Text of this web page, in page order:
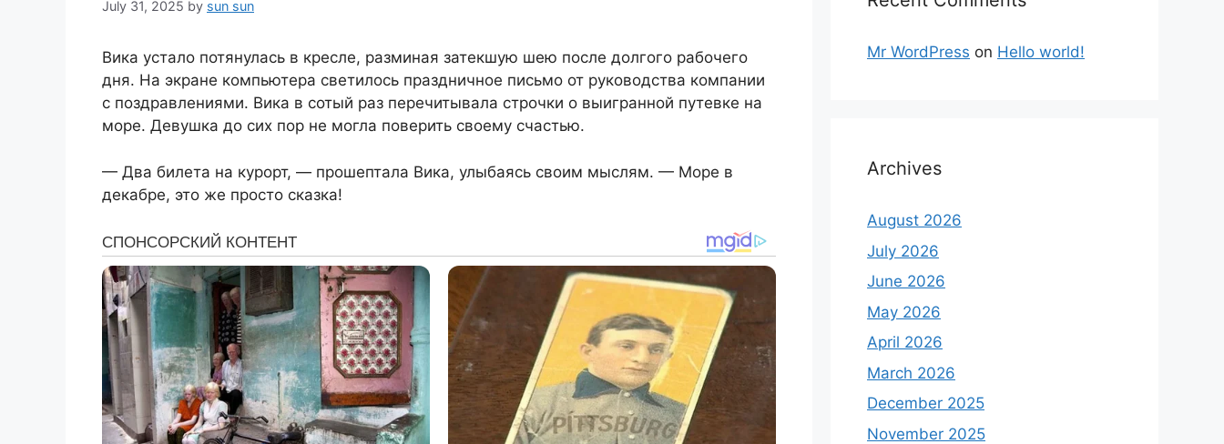
July 31, 2025 by sun sun
Вика устало потянулась в кресле, разминая затекшую шею после долгого рабочего
дня. На экране компьютера светилось праздничное письмо от руководства компании
с поздравлениями. Вика в сотый раз перечитывала строчки о выигранной путевке на
море. Девушка до сих пор не могла поверить своему счастью.
— Два билета на курорт, — прошептала Вика, улыбаясь своим мыслям. — Море в
декабре, это же просто сказка!
Mr WordPress on Hello world!
Archives
August 2026
July 2026
June 2026
May 2026
April 2026
March 2026
December 2025
November 2025